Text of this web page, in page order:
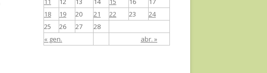
« gen. abr. »
18
19 20 21 22 23
24
25
26 27 28